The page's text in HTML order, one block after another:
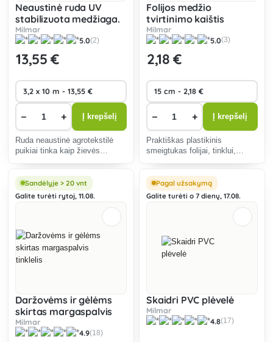
Neaustinė ruda UV
stabilizuota medžiaga.
50 g/m2
Milmar
5.0(2)
13,55 €
− + Į krepšelį
Ruda neaustinė agrotekstilė
puikiai tinka kaip žievės
garavimo iš dirvožemio. Svoris
50 g/m2.
Folijos medžio
tvirtinimo kaištis
Milmar
5.0(3)
2,18 €
− + Į krepšelį
Praktiškas plastikinis
smeigtukas folijai, tinklui,
Sandėlyje > 20 vnt
Galite turėti rytoj, 11.08.
Daržovėms ir gėlėms
skirtas margaspalvis
tinklelis
Milmar
4.9(18)
Pagal užsakymą
Galite turėti o 7 dienų, 17.08.
Skaidri PVC plėvelė
Milmar
4.8(17)